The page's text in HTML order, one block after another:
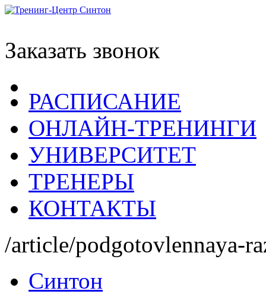
Заказать звонок
РАСПИСАНИЕ
ОНЛАЙН-ТРЕНИНГИ
УНИВЕРСИТЕТ
ТРЕНЕРЫ
КОНТАКТЫ
/article/podgotovlennaya-
Синтон